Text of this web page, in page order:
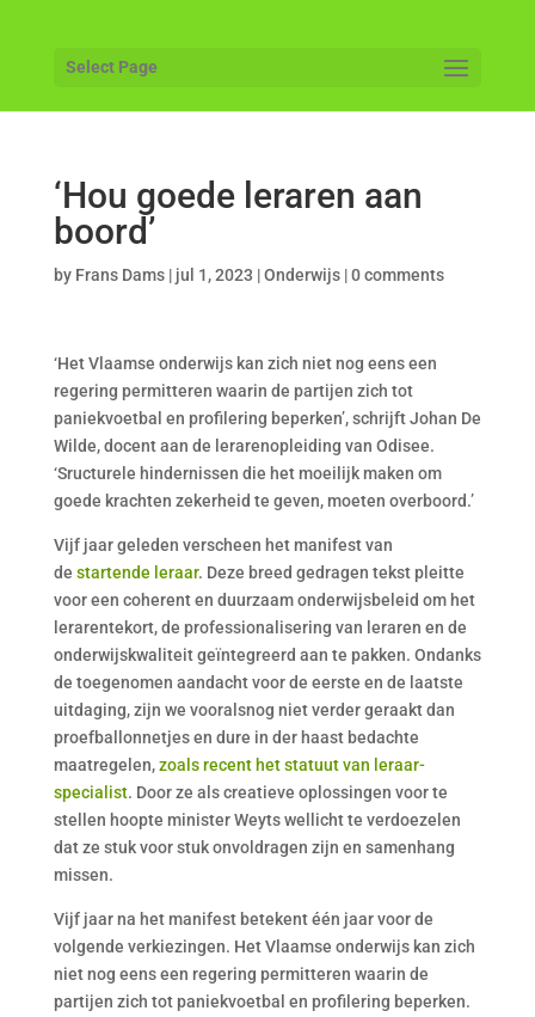
Select Page
‘Hou goede leraren aan
boord’
by Frans Dams| jul 1, 2023 |Onderwijs|0 comments
‘Het Vlaamse onderwijs kan zich niet nog eens een
regering permitteren waarin de partijen zich tot
paniekvoetbal en profilering beperken’, schrijft Johan De
Wilde, docent aan de lerarenopleiding van Odisee.
‘Sructurele hindernissen die het moeilijk maken om
goede krachten zekerheid te geven, moeten overboord.’
Vijf jaar geleden verscheen het manifest van
de startende leraar. Deze breed gedragen tekst pleitte
voor een coherent en duurzaam onderwijsbeleid om het
lerarentekort, de professionalisering van leraren en de
onderwijskwaliteit geïntegreerd aan te pakken. Ondanks
de toegenomen aandacht voor de eerste en de laatste
uitdaging, zijn we vooralsnog niet verder geraakt dan
proefballonnetjes en dure in der haast bedachte
maatregelen,zoals recent het statuut van leraar-
specialist. Door ze als creatieve oplossingen voor te
stellen hoopte minister Weyts wellicht te verdoezelen
dat ze stuk voor stuk onvoldragen zijn en samenhang
missen.
Vijf jaar na het manifest betekent één jaar voor de
volgende verkiezingen. Het Vlaamse onderwijs kan zich
niet nog eens een regering permitteren waarin de
partijen zich tot paniekvoetbal en profilering beperken.